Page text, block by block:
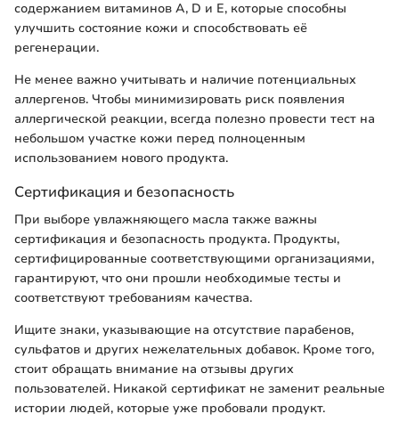
содержанием витаминов А, D и Е, которые способны
улучшить состояние кожи и способствовать её
регенерации.
Не менее важно учитывать и наличие потенциальных
аллергенов. Чтобы минимизировать риск появления
аллергической реакции, всегда полезно провести тест на
небольшом участке кожи перед полноценным
использованием нового продукта.
Сертификация и безопасность
При выборе увлажняющего масла также важны
сертификация и безопасность продукта. Продукты,
сертифицированные соответствующими организациями,
гарантируют, что они прошли необходимые тесты и
соответствуют требованиям качества.
Ищите знаки, указывающие на отсутствие парабенов,
сульфатов и других нежелательных добавок. Кроме того,
стоит обращать внимание на отзывы других
пользователей. Никакой сертификат не заменит реальные
истории людей, которые уже пробовали продукт.